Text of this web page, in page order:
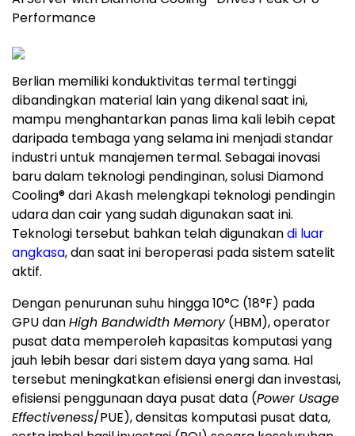
Performance
Berlian memiliki konduktivitas termal tertinggi
dibandingkan material lain yang dikenal saat ini,
mampu menghantarkan panas lima kali lebih cepat
daripada tembaga yang selama ini menjadi standar
industri untuk manajemen termal. Sebagai inovasi
baru dalam teknologi pendinginan, solusi Diamond
Cooling® dari Akash melengkapi teknologi pendingin
udara dan cair yang sudah digunakan saat ini.
Teknologi tersebut bahkan telah digunakandi luar
angkasa, dan saat ini beroperasi pada sistem satelit
aktif.
Dengan penurunan suhu hingga 10°C (18°F) pada
GPU danHigh Bandwidth Memory(HBM), operator
pusat data memperoleh kapasitas komputasi yang
jauh lebih besar dari sistem daya yang sama. Hal
tersebut meningkatkan efisiensi energi dan investasi,
efisiensi penggunaan daya pusat data (Power Usage
Effectiveness/PUE), densitas komputasi pusat data,